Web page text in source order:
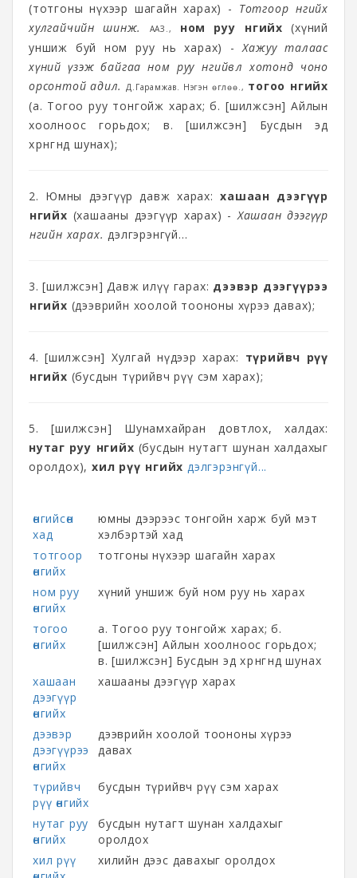
(тотгоны нүхээр шагайн харах) - Тотгоор өнгийх
хулгайчийн шинж.
ААЗ., ном руу өнгийх (хүний
уншиж буй ном руу нь харах) - Хажуу талаас
хүний үзэж байгаа ном руу өнгийвөл хотонд чоно
орсонтой адил. Д.Гарамжав. Нэгэн өглөө., тогоо өнгийх
(а. Тогоо руу тонгойж харах; б. [шилжсэн] Айлын
хоолноос горьдох; в. [шилжсэн] Бусдын эд
хөрөнгөнд шунах);
2. Юмны дээгүүр давж харах:хашаан дээгүүр
өнгийх (хашааны дээгүүр харах) - Хашаан дээгүүр
өнгийн харах. дэлгэрэнгүй...
3. [шилжсэн] Давж илүү гарах: дээвэр дээгүүрээ
өнгийх (дээврийн хоолой тоононы хүрээ давах);
4. [шилжсэн] Хулгай нүдээр харах: түрийвч рүү
өнгийх (бусдын түрийвч рүү сэм харах);
5. [шилжсэн] Шунамхайран довтлох, халдах:
нутаг руу өнгийх (бусдын нутагт шунан халдахыг
оролдох), хил рүү өнгийх дэлгэрэнгүй...
өнгийсөн
хад
юмны дээрээс тонгойн харж буй мэт
хэлбэртэй хад
тотгоор
өнгийх
тотгоны нүхээр шагайн харах
ном руу
өнгийх
хүний уншиж буй ном руу нь харах
тогоо
өнгийх
а. Тогоо руу тонгойж харах; б.
[шилжсэн] Айлын хоолноос горьдох;
в. [шилжсэн] Бусдын эд хөрөнгөнд шунах
хашаан
дээгүүр
өнгийх
хашааны дээгүүр харах
дээвэр
дээгүүрээ
өнгийх
дээврийн хоолой тоононы хүрээ
давах
түрийвч
рүү өнгийх
бусдын түрийвч рүү сэм харах
нутаг руу
өнгийх
бусдын нутагт шунан халдахыг
оролдох
хил рүү
хилийн дээс давахыг оролдох